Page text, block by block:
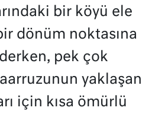
bir köyü ele
dönüm noktasına
pek çok
yaklaşan
için kısa ömürlü